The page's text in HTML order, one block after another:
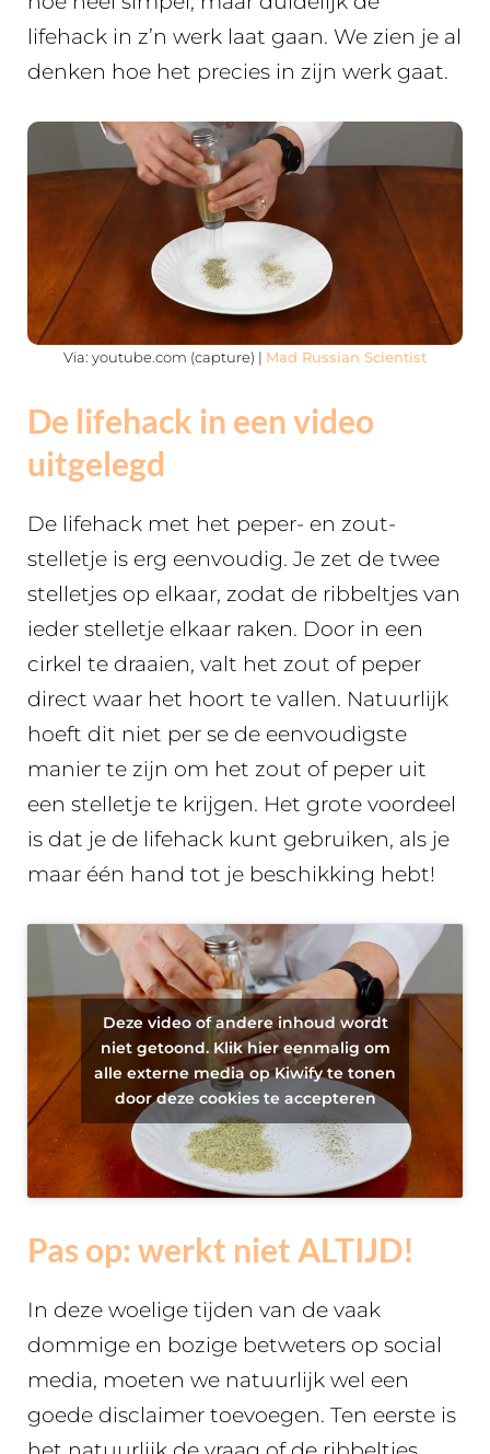
lifehack in z’n werk laat gaan. We zien je al
denken hoe het precies in zijn werk gaat.
Via: youtube.com (capture) | Mad Russian Scientist
De lifehack in een video
uitgelegd
De lifehack met het peper- en zout-
stelletje is erg eenvoudig. Je zet de twee
stelletjes op elkaar, zodat de ribbeltjes van
ieder stelletje elkaar raken. Door in een
cirkel te draaien, valt het zout of peper
direct waar het hoort te vallen. Natuurlijk
hoeft dit niet per se de eenvoudigste
manier te zijn om het zout of peper uit
een stelletje te krijgen. Het grote voordeel
is dat je de lifehack kunt gebruiken, als je
maar één hand tot je beschikking hebt!
Deze video of andere inhoud wordt
niet getoond. Klik hier eenmalig om
alle externe media op Kiwify te tonen
door deze cookies te accepteren
Pas op: werkt niet ALTIJD!
In deze woelige tijden van de vaak
dommige en bozige betweters op social
media, moeten we natuurlijk wel een
goede disclaimer toevoegen. Ten eerste is